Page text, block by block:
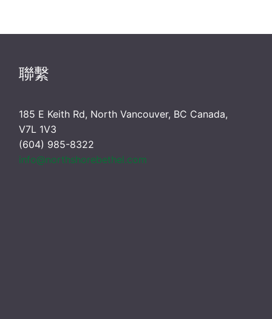
聯繫
185 E Keith Rd, North Vancouver, BC Canada,
V7L 1V3
(604) 985-8322
info@northshorebethel.com